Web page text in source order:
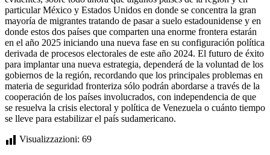
particular México y Estados Unidos en donde se concentra la gran
mayoría de migrantes tratando de pasar a suelo estadounidense y en
donde estos dos países que comparten una enorme frontera estarán
en el año 2025 iniciando una nueva fase en su configuración política
derivada de procesos electorales de este año 2024. El futuro de éxito
para implantar una nueva estrategia, dependerá de la voluntad de los
gobiernos de la región, recordando que los principales problemas en
materia de seguridad fronteriza sólo podrán abordarse a través de la
cooperación de los países involucrados, con independencia de que
se resuelva la crisis electoral y política de Venezuela o cuánto tiempo
se lleve para estabilizar el país sudamericano.
Visualizzazioni: 69